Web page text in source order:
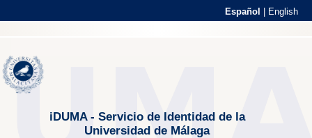
Español English
iDUMA - Servicio de Identidad de la
Universidad de Málaga